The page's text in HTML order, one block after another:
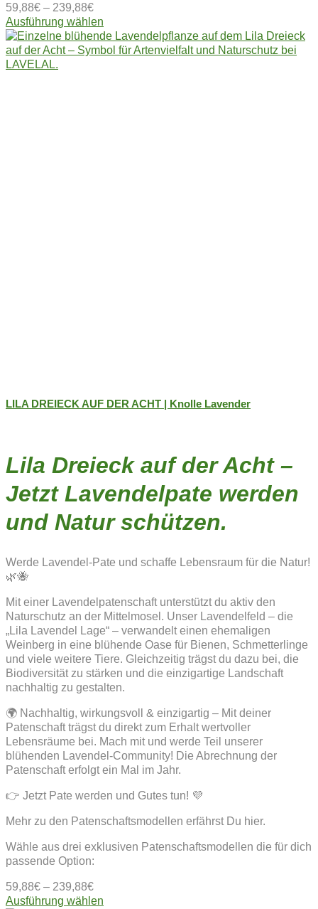
59,88€ – 239,88€
Ausführung wählen
Produkt
weist
LILA DREIECK AUF DER ACHT | Knolle Lavender
Lila Dreieck auf der Acht –
Jetzt Lavendelpate werden
und Natur schützen.
Werde Lavendel-Pate und schaffe Lebensraum für die Natur!
🌿🐝
Mit einer Lavendelpatenschaft unterstützt du aktiv den
Naturschutz an der Mittelmosel. Unser Lavendelfeld – die
„Lila Lavendel Lage“ – verwandelt einen ehemaligen
Weinberg in eine blühende Oase für Bienen, Schmetterlinge
und viele weitere Tiere. Gleichzeitig trägst du dazu bei, die
Biodiversität zu stärken und die einzigartige Landschaft
nachhaltig zu gestalten.
🌍 Nachhaltig, wirkungsvoll & einzigartig – Mit deiner
Patenschaft trägst du direkt zum Erhalt wertvoller
Lebensräume bei. Mach mit und werde Teil unserer
blühenden Lavendel-Community! Die Abrechnung der
Patenschaft erfolgt ein Mal im Jahr.
👉 Jetzt Pate werden und Gutes tun! 💜
Mehr zu den Patenschaftsmodellen erfährst Du hier.
Wähle aus drei exklusiven Patenschaftsmodellen die für dich
passende Option:
59,88€ – 239,88€
Ausführung wählen